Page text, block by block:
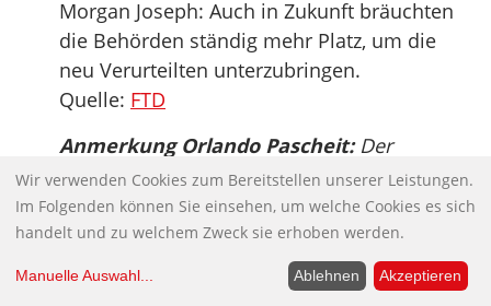
Morgan Joseph: Auch in Zukunft bräuchten
die Behörden ständig mehr Platz, um die
neu Verurteilten unterzubringen.
Quelle: FTD
Anmerkung Orlando Pascheit:Der
privatisierte Strafvollzug steckt in
Deutschland noch in den Kinderschuhen.
Aber Immobilienunternehmen, Sicherheits-
und Baufirmen stehen in den Startlöchern,
es winkt die Knast-AG.
Wir verwenden Cookies zum Bereitstellen unserer Leistungen.
Im Folgenden können Sie einsehen, um welche Cookies es sich
handelt und zu welchem Zweck sie erhoben werden.
Manuelle Auswahl... Ablehnen Akzeptieren